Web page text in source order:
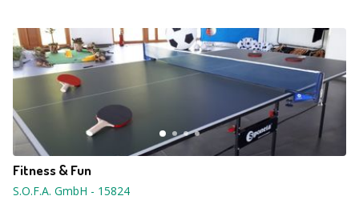
Fitness & Fun
S.O.F.A. GmbH - 15824